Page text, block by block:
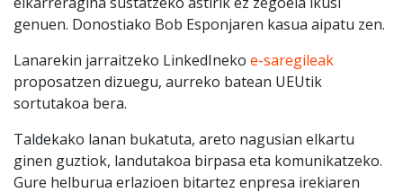
genuen. Donostiako Bob Esponjaren kasua aipatu zen.
Lanarekin jarraitzeko LinkedIneko e-saregileak
proposatzen dizuegu, aurreko batean UEUtik
sortutakoa bera.
Taldekako lanan bukatuta, areto nagusian elkartu
ginen guztiok, landutakoa birpasa eta komunikatzeko.
Gure helburua erlazioen bitartez enpresa irekiaren